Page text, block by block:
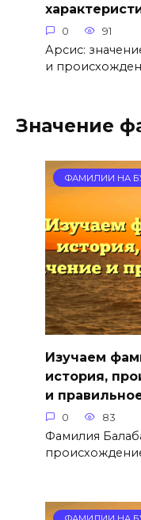
0 91
Арсис:
и
Значение
ФАМИЛИИ НА
Изучаем
история,
и
0 83
Фамилия